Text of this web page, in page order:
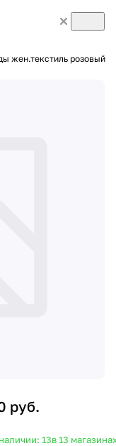
жен.текстиль розовый
руб.
13в 13